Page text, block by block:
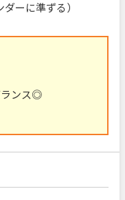
ーに準ずる）
ランス◎